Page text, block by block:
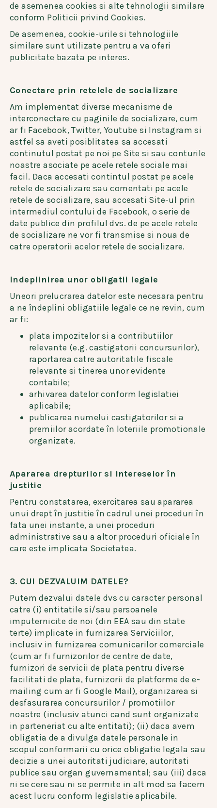
de asemenea cookies si alte tehnologii similare
conform Politicii privind Cookies.
De asemenea, cookie-urile si tehnologiile
similare sunt utilizate pentru a va oferi
publicitate bazata pe interes.
Conectare prin retelele de socializare
Am implementat diverse mecanisme de
interconectare cu paginile de socializare, cum
ar fi Facebook, Twitter, Youtube si Instagram si
astfel sa aveti posiblitatea sa accesati
continutul postat pe noi pe Site si sau conturile
noastre asociate pe acele retele sociale mai
facil. Daca accesati contintul postat pe acele
retele de socializare sau comentati pe acele
retele de socializare, sau accesati Site-ul prin
intermediul contului de Facebook, o serie de
date publice din profilul dvs. de pe acele retele
de socializare ne vor fi transmise si noua de
catre operatorii acelor retele de socializare.
Indeplinirea unor obligatii legale
Uneori prelucrarea datelor este necesara pentru
a ne îndeplini obligatiile legale ce ne revin, cum
ar fi:
plata impozitelor si a contributiilor
relevante (e.g. castigatorii concursurilor),
raportarea catre autoritatile fiscale
relevante si tinerea unor evidente
contabile;
arhivarea datelor conform legislatiei
aplicabile;
publicarea numelui castigatorilor si a
premiilor acordate în loteriile promotionale
organizate.
Apararea drepturilor si intereselor în
justitie
Pentru constatarea, exercitarea sau apararea
unui drept în justitie în cadrul unei proceduri în
fata unei instante, a unei proceduri
administrative sau a altor proceduri oficiale în
care este implicata Societatea.
3. CUI DEZVALUIM DATELE?
Putem dezvalui datele dvs cu caracter personal
catre (i) entitatile si/sau persoanele
imputernicite de noi (din EEA sau din state
terte) implicate in furnizarea Serviciilor,
inclusiv in furnizarea comunicarilor comerciale
(cum ar fi furnizorilor de centre de date,
furnizori de servicii de plata pentru diverse
facilitati de plata, furnizorii de platforme de e-
mailing cum ar fi Google Mail), organizarea si
desfasurarea concursurilor / promotiilor
noastre (inclusiv atunci cand sunt organizate
in parteneriat cu alte entitati); (ii) daca avem
obligatia de a divulga datele personale in
scopul conformarii cu orice obligatie legala sau
decizie a unei autoritati judiciare, autoritati
publice sau organ guvernamental; sau (iii) daca
ni se cere sau ni se permite in alt mod sa facem
acest lucru conform legislatie aplicabile.